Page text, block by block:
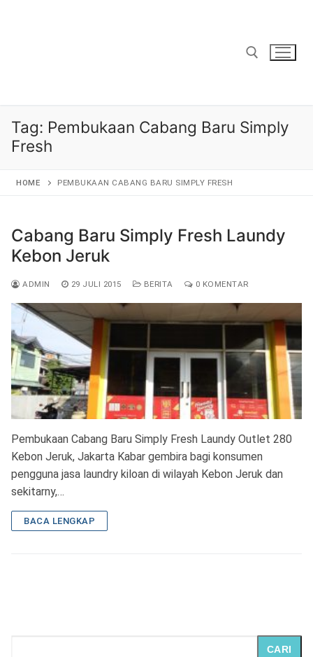
Tag: Pembukaan Cabang Baru Simply
Fresh
HOME PEMBUKAAN CABANG BARU SIMPLY FRESH
Cabang Baru Simply Fresh Laundy
Kebon Jeruk
ADMIN 29 JULI 2015 BERITA 0 KOMENTAR
Pembukaan Cabang Baru Simply Fresh Laundy Outlet 280
Kebon Jeruk, Jakarta Kabar gembira bagi konsumen
pengguna jasa laundry kiloan di wilayah Kebon Jeruk dan
sekitarny,…
BACA LENGKAP
CARI